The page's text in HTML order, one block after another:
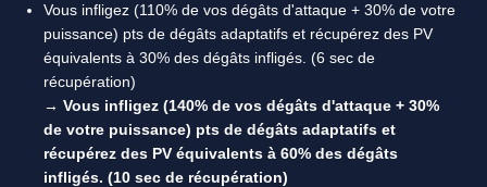
Vous infligez (110% de vos dégâts d'attaque + 30% de votre
puissance) pts de dégâts adaptatifs et récupérez des PV
équivalents à 30% des dégâts infligés. (6 sec de
récupération)
→ Vous infligez (140% de vos dégâts d'attaque + 30%
de votre puissance) pts de dégâts adaptatifs et
récupérez des PV équivalents à 60% des dégâts
infligés. (10 sec de récupération)